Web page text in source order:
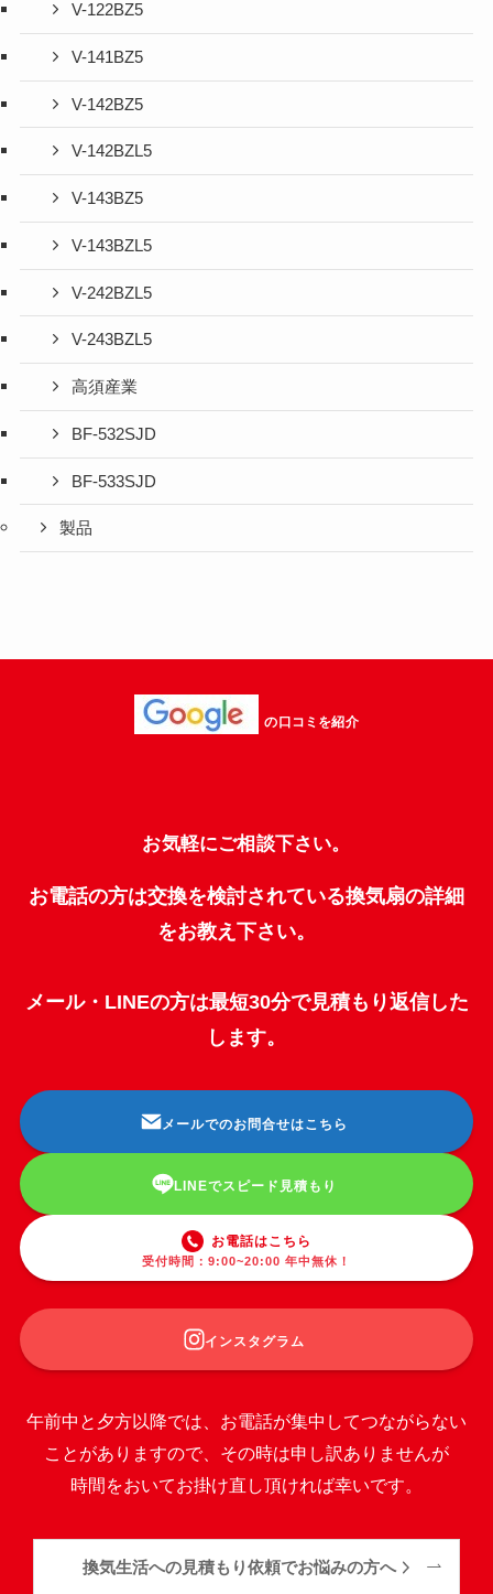
V-122BZ5
V-141BZ5
V-142BZ5
V-142BZL5
V-143BZ5
V-143BZL5
V-242BZL5
V-243BZL5
高須産業
BF-532SJD
BF-533SJD
製品
の口コミを紹介
お気軽にご相談下さい。
お電話の方は交換を検討されている換気扇の詳細
をお教え下さい。
メール・LINEの方は最短30分で見積もり返信した
します。
メールでのお問合せはこちら
LINEでスピード見積もり
お電話はこちら
受付時間：9:00~20:00 年中無休！
インスタグラム
午前中と夕方以降では、お電話が集中してつながらない
ことがありますので、その時は申し訳ありませんが
時間をおいてお掛け直し頂ければ幸いです。
換気生活への見積もり依頼でお悩みの方へ